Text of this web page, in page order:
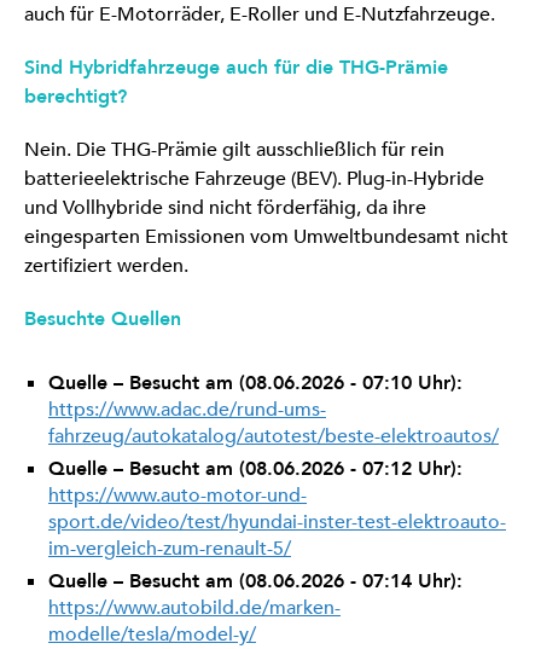
auch für E-Motorräder, E-Roller und E-Nutzfahrzeuge.
Sind Hybridfahrzeuge auch für die THG-Prämie
berechtigt?
Nein. Die THG-Prämie gilt ausschließlich für rein
batterieelektrische Fahrzeuge (BEV). Plug-in-Hybride
und Vollhybride sind nicht förderfähig, da ihre
eingesparten Emissionen vom Umweltbundesamt nicht
zertifiziert werden.
Besuchte Quellen
Quelle – Besucht am (08.06.2026 - 07:10 Uhr):
https://www.adac.de/rund-ums-
fahrzeug/autokatalog/autotest/beste-elektroautos/
Quelle – Besucht am (08.06.2026 - 07:12 Uhr):
https://www.auto-motor-und-
sport.de/video/test/hyundai-inster-test-elektroauto-
im-vergleich-zum-renault-5/
Quelle – Besucht am (08.06.2026 - 07:14 Uhr):
https://www.autobild.de/marken-
modelle/tesla/model-y/